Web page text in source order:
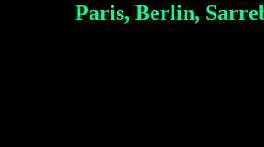
Paris, Berlin,